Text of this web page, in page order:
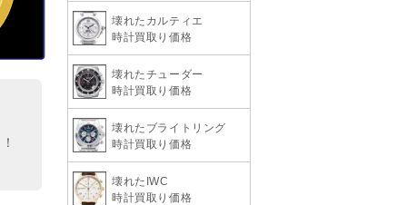
壊れたカルティエ
時計買取り価格
壊れたチューダー
時計買取り価格
壊れたブライトリング
時計買取り価格
壊れたIWC
時計買取り価格